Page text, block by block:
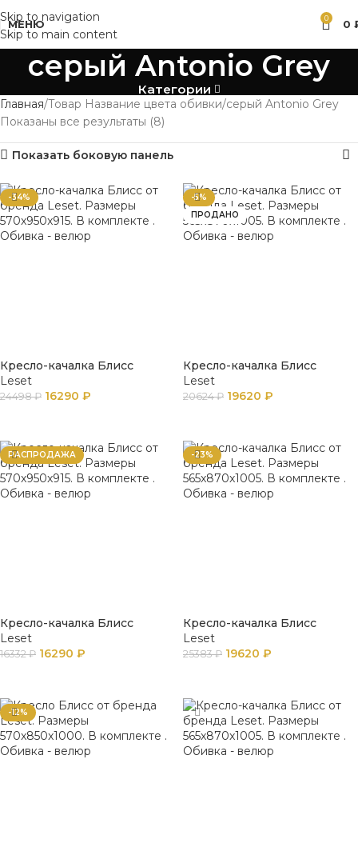
Skip to navigation
Skip to main content
МЕНЮ 0 0
серый Antonio Grey
Категории
Главная Товар Название цвета обивки серый Antonio Grey
Показаны все результаты (8)
Показать боковую панель
-34%
Кресло-качалка Блисс
Leset
24498₽ 16290 ₽
-5%
ПРОДАНО
Кресло-качалка Блисс
Leset
20624₽ 19620 ₽
РАСПРОДАЖА
Кресло-качалка Блисс
Leset
16332₽ 16290 ₽
-23%
Кресло-качалка Блисс
Leset
25383₽ 19620 ₽
-12%